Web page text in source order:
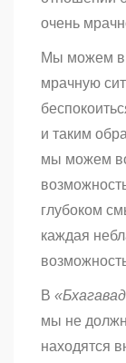
очень
Мы можем
мрачную
и таким
мы можем
глубоком
каждая
В
мы не
находятся